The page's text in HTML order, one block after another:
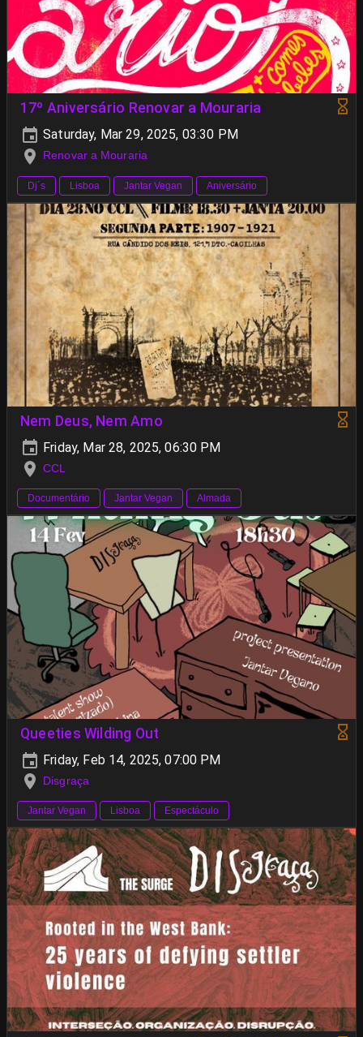
17º Aniversário Renovar a Mouraria
Saturday, Mar 29, 2025, 03:30 PM
Renovar a Mouraria
Dj´s Lisboa Jantar Vegan Aniversário
Nem Deus, Nem Amo
Friday, Mar 28, 2025, 06:30 PM
CCL
Documentário Jantar Vegan Almada
Queeties Wilding Out
Friday, Feb 14, 2025, 07:00 PM
Disgraça
Jantar Vegan Lisboa Espectáculo